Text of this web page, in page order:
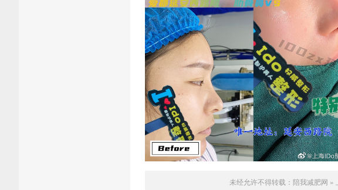
未经允许不得转载： 陪我减肥网 »